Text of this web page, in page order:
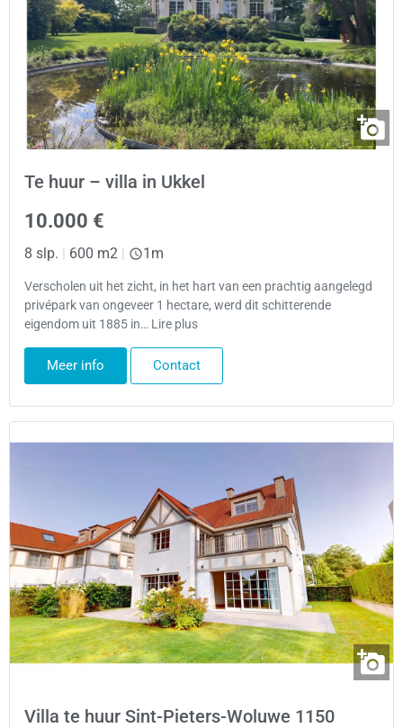
Te huur – villa in Ukkel
10.000 €
8 slp. | 600 m2 | 1m
Verscholen uit het zicht, in het hart van een prachtig aangelegd
privépark van ongeveer 1 hectare, werd dit schitterende
eigendom uit 1885 in… Lire plus
Meer info Contact
Villa te huur Sint-Pieters-Woluwe 1150